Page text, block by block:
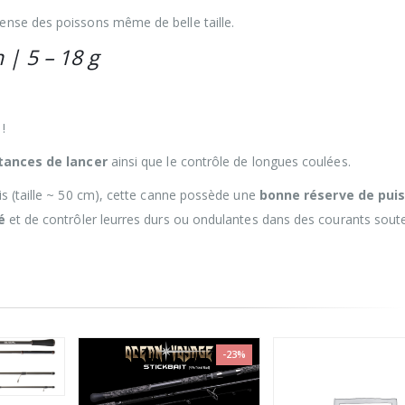
des poissons même de belle taille.
| 5 – 18 g
de lancerainsi que le contrôle de longues coulées.
(taille ~ 50 cm), cette canne possède une bonne réserve de
et de contrôler leurres durs ou ondulantes dans des courants
-23%